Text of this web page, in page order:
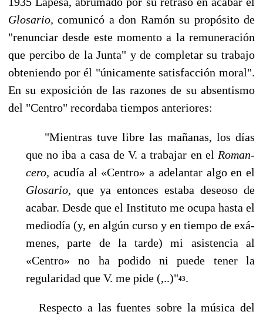
Glosario,comunicó a don Ra­món su propósito de
"renunciar desde este momento a la remuneración
que percibo de la Junta" y de completar su trabajo
obteniendo por él "únicamente satisfacción moral".
En su exposi­ción de las razones de su absentismo
del "Centro" recordaba tiempos anteriores:
"Mientras tuve libre las mañanas, los días
que no iba a casa de V. a trabajar en el Roman­
cero, acudía al «Centro» a adelantar algo en el
Glosario, que ya entonces estaba deseoso de
aca­bar. Desde que el Instituto me ocupa hasta el
mediodía (y, en algún curso y en tiempo de exá­
menes, parte de la tarde) mi asistencia al
«Centro» no ha podido ni puede tener la
regularidad que V. me pide (,..)"43.
Respecto a las fuentes sobre la música del